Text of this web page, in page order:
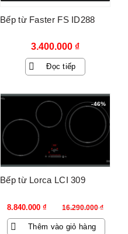
Bếp từ Faster FS ID288
3.400.000 ₫
Đọc tiếp
-46%
Bếp từ Lorca LCI 309
16.290.000₫
Giá
gốc
là:
8.840.000 ₫
Giá
hiện
tại
Thêm vào giỏ hàng